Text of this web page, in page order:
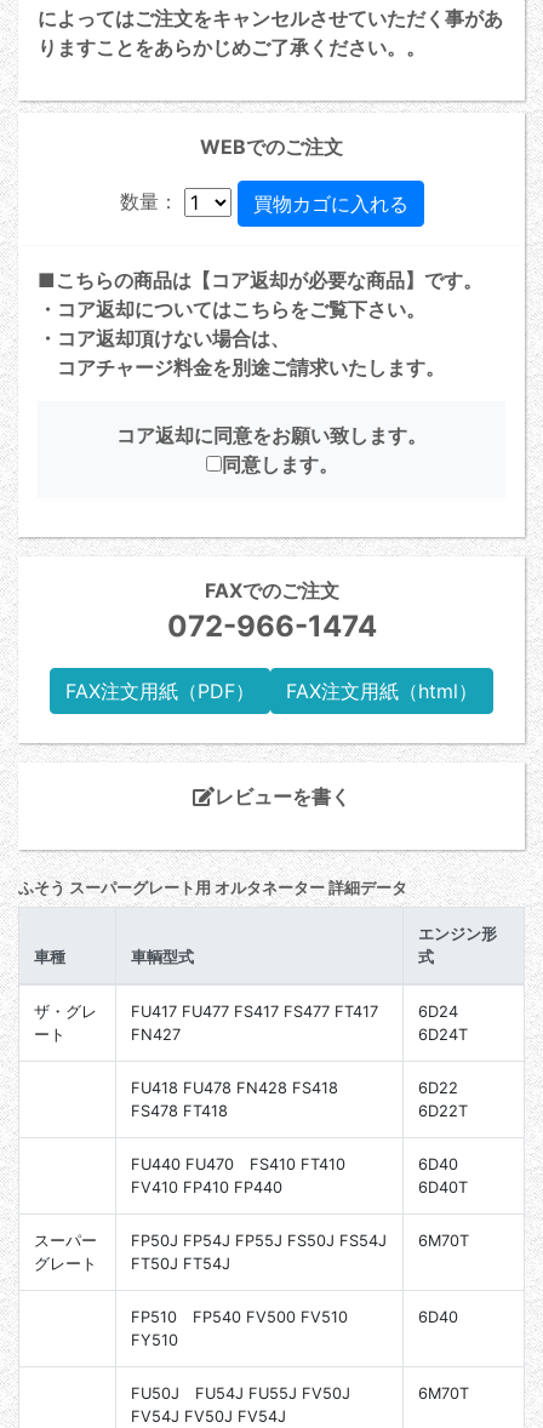
によってはご注文をキャンセルさせていただく事があ
りますことをあらかじめご了承ください。。
WEBでのご注文
数量：
■こちらの商品は【コア返却が必要な商品】です。
・コア返却についてはこちらをご覧下さい。
・コア返却頂けない場合は、
コアチャージ料金を別途ご請求いたします。
コア返却に同意をお願い致します。
同意します。
FAXでのご注文
072-966-1474
FAX注文用紙（PDF） FAX注文用紙（html）
レビューを書く
ふそう スーパーグレート用 オルタネーター 詳細データ
車種 車輌型式
エンジン形
式
ザ・グレ
ート
FU417 FU477 FS417 FS477 FT417
FN427
6D24
6D24T
FU418 FU478 FN428 FS418
FS478 FT418
6D22
6D22T
FU440 FU470 FS410 FT410
FV410 FP410 FP440
6D40
6D40T
スーパー
グレート
FP50J FP54J FP55J FS50J FS54J
FT50J FT54J
6M70T
FP510 FP540 FV500 FV510
FY510
6D40
FU50J FU54J FU55J FV50J
FV54J FV50J FV54J
6M70T